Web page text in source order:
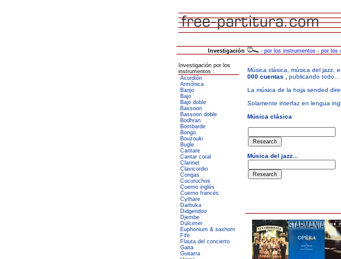
Investigación - por los instrumentos - por los
Investigación por los
instrumentos :
Acordión
Armónica
Banjo
Bajo
Bajo doble
Bassoon
Bassoon doble
Bodhran
Bombarde
Bongo
Bouzouki
Bugle
Cantare
Cantar coral
Clarinet
Clavicordio
Congas
Cucuruchos
Cuerno inglés
Cuerno francés
Cythare
Darbuka
Didgeridoo
Djembe
Dulcimer
Euphonium & saxhorn
Fife
Flauta del concierto
Gaita
Guitarra